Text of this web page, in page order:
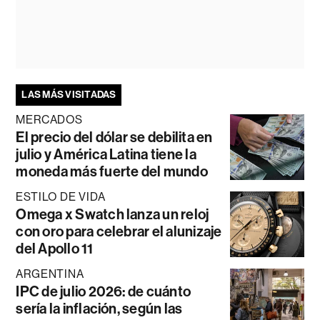
LAS MÁS VISITADAS
MERCADOS
El precio del dólar se debilita en
julio y América Latina tiene la
moneda más fuerte del mundo
ESTILO DE VIDA
Omega x Swatch lanza un reloj
con oro para celebrar el alunizaje
del Apollo 11
ARGENTINA
IPC de julio 2026: de cuánto
sería la inflación, según las